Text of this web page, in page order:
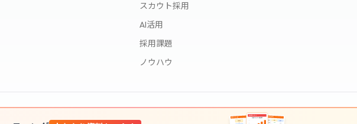
スカウト採用
AI活用
採用課題
ノウハウ